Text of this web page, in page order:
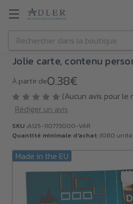
Passer au contenu principal
Rechercher
Made in the EU
Jolie carte, contenu
À partir de0.38€
(Aucun avis pour le
Rédiger un avis
SKU :A125-110773000-VAR
Quantité minimale d'achat :1080
SKU :
A125-